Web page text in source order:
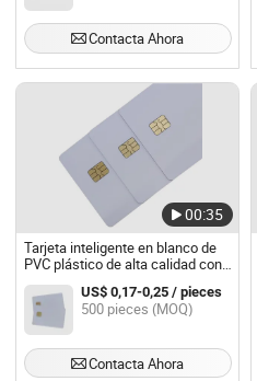
Contacta Ahora
00:35
Tarjeta inteligente en blanco de
PVC plástico de alta calidad con
chip IC y banda magnética
US$ 0,17-0,25 / pieces
500 pieces (MOQ)
Contacta Ahora